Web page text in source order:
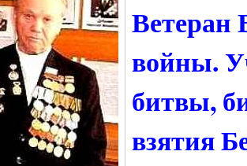
Ветеран
войны.
битвы,
взятия